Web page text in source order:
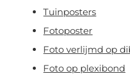
Tuinposters
Fotoposter
Foto verlijmd op
Foto op plexibond